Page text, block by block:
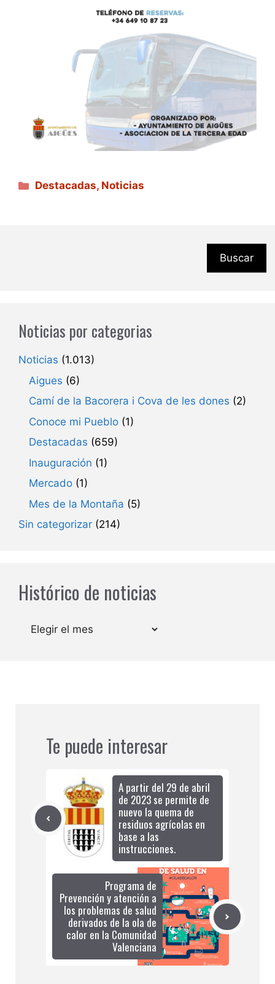
Categorías
Destacadas, Noticias
Buscar
Noticias por categorias
Noticias (1.013)
Aigues (6)
Camí de la Bacorera i Cova de les dones (2)
Conoce mi Pueblo (1)
Destacadas (659)
Inauguración (1)
Mercado (1)
Mes de la Montaña (5)
Sin categorizar (214)
Histórico de noticias
Archivos
Te puede interesar
A partir del 29 de abril
de 2023 se permite de
nuevo la quema de
residuos agrícolas en
base a las
instrucciones.
Programa de
Prevención y atención a
los problemas de salud
derivados de la ola de
calor en la Comunidad
Valenciana